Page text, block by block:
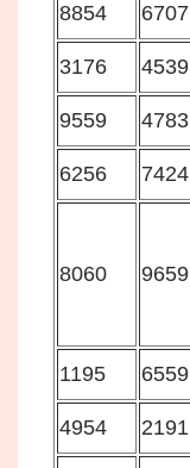
8854 6707
3176 4539
9559 4783
6256 7424
8060 9659
1195 6559
4954 2191